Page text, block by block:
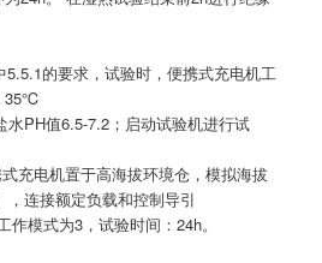
5.5.1的要求，试验时，便携式充电机工
35℃
PH值6.5-7.2；启动试验机进行试
充电机置于高海拔环境仓，模拟海拔
连接额定负载和控制导引
模式为3，试验时间：24h。